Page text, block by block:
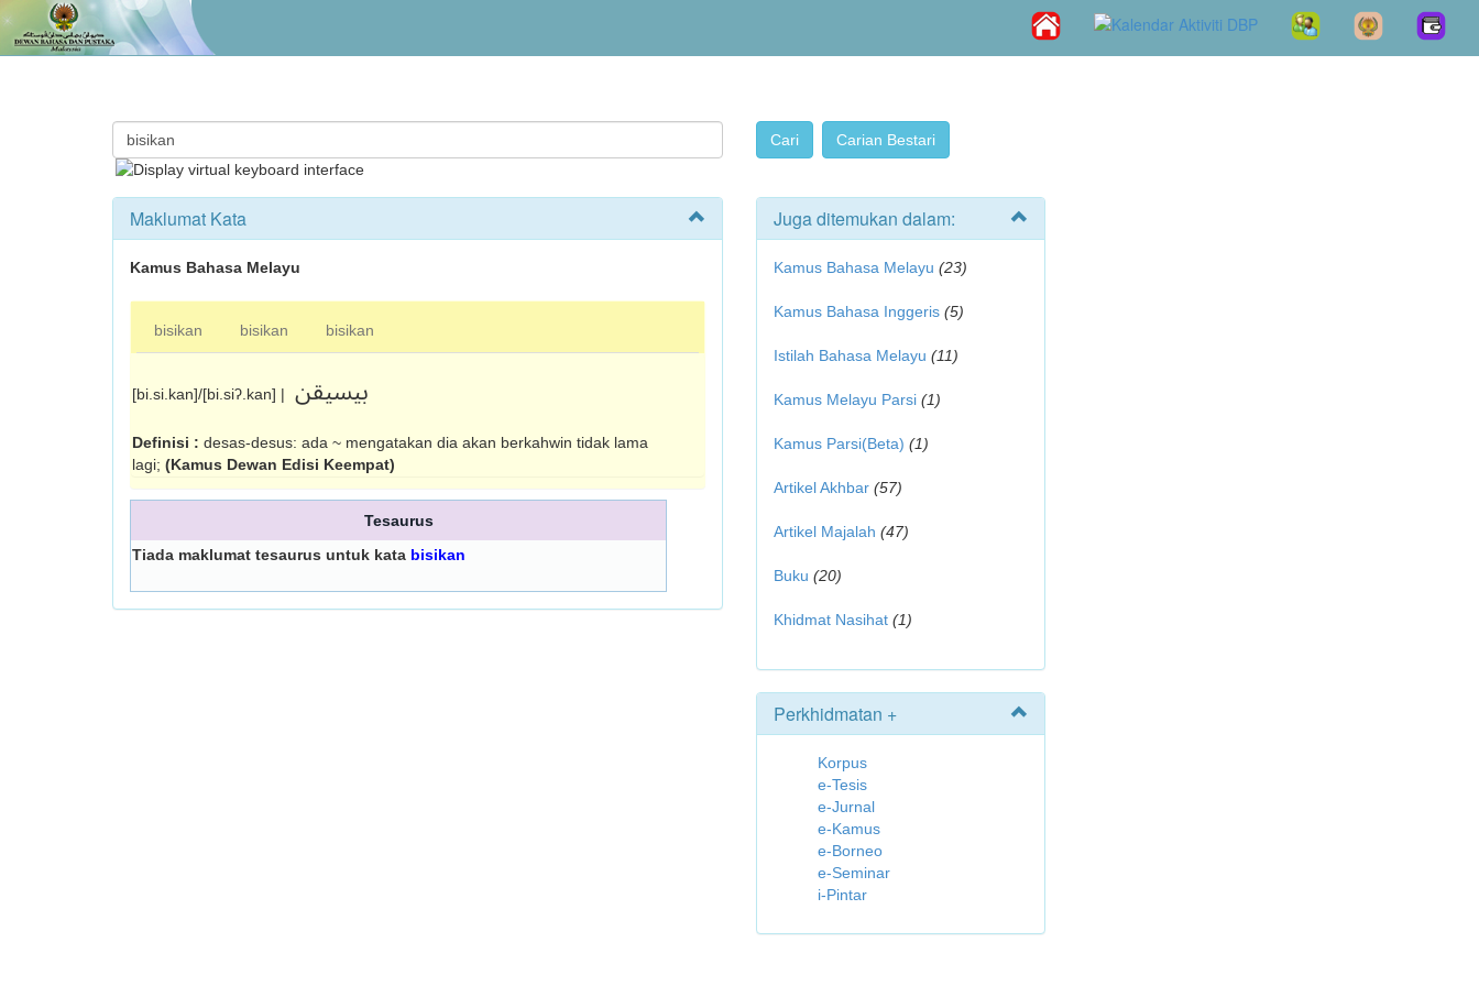
Maklumat Kata
Kamus Bahasa Melayu
bisikan bisikan bisikan
[bi.si.kan]/[bi.siʔ.kan] | بيسيقن
Definisi : desas-desus: ada ~ mengatakan dia akan berkahwin tidak lama
lagi; (Kamus Dewan Edisi Keempat)
Tesaurus
Tiada maklumat tesaurus untuk kata bisikan
Juga ditemukan dalam:
Kamus Bahasa Melayu (23)
Kamus Bahasa Inggeris (5)
Istilah Bahasa Melayu (11)
Kamus Melayu Parsi (1)
Kamus Parsi(Beta) (1)
Artikel Akhbar (57)
Artikel Majalah (47)
Buku (20)
Khidmat Nasihat (1)
Perkhidmatan +
Korpus
e-Tesis
e-Jurnal
e-Kamus
e-Borneo
e-Seminar
i-Pintar